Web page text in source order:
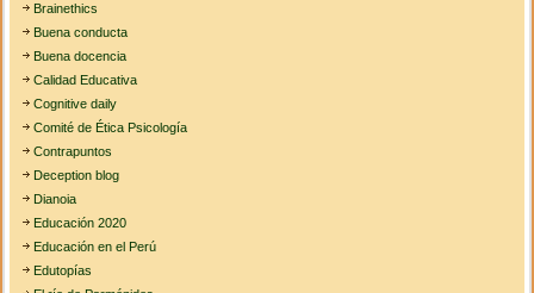
Brainethics
Buena conducta
Buena docencia
Calidad Educativa
Cognitive daily
Comité de Ética Psicología
Contrapuntos
Deception blog
Dianoia
Educación 2020
Educación en el Perú
Edutopías